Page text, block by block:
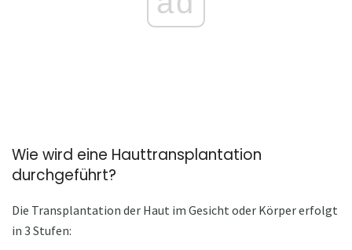
Wie wird eine Hauttransplantation
durchgeführt?
Die Transplantation der Haut im Gesicht oder Körper erfolgt
in 3 Stufen: